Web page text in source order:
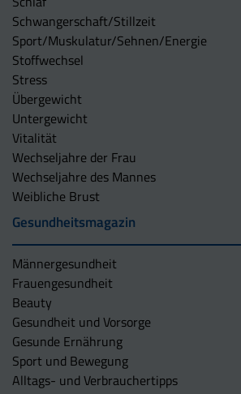
Schwangerschaft/Stillzeit
Sport/Muskulatur/Sehnen/Energie
Stoffwechsel
Stress
Übergewicht
Untergewicht
Vitalität
Wechseljahre der Frau
Wechseljahre des Mannes
Weibliche Brust
Gesundheitsmagazin
Männergesundheit
Frauengesundheit
Beauty
Gesundheit und Vorsorge
Gesunde Ernährung
Sport und Bewegung
Alltags- und Verbrauchertipps